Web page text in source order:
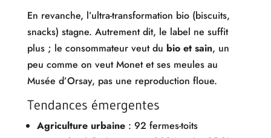
En revanche, l’ultra-transformation bio (biscuits,
snacks) stagne. Autrement dit, le label ne suffit
plus ; le consommateur veut du bio et sain, un
peu comme on veut Monet et ses meules au
Musée d’Orsay, pas une reproduction floue.
Tendances émergentes
Agriculture urbaine: 92 fermes-toits